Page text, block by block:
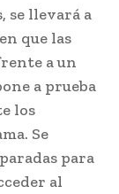
se llevará a
que las
a un
a prueba
los
Se
para
al